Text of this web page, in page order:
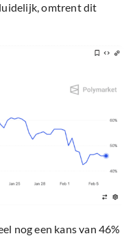
omtrent dit
nog een kans van 46%